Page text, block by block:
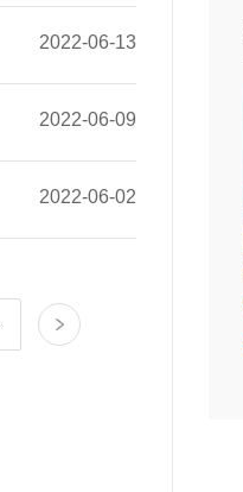
2022-06-13
2022-06-09
2022-06-02